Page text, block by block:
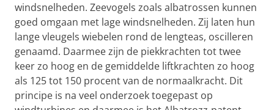
windsnelheden. Zeevogels zoals albatrossen kunnen
goed omgaan met lage windsnelheden. Zij laten hun
lange vleugels wiebelen rond de lengteas, oscilleren
genaamd. Daarmee zijn de piekkrachten tot twee
keer zo hoog en de gemiddelde liftkrachten zo hoog
als 125 tot 150 procent van de normaalkracht. Dit
principe is na veel onderzoek toegepast op